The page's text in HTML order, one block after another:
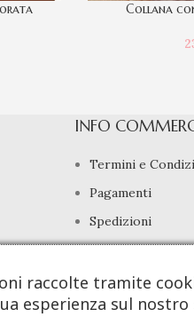
Collana
INFO
Termini e
Pagamenti
Spedizioni
Diritto di
raccolte tramite
esperienza sul nostro